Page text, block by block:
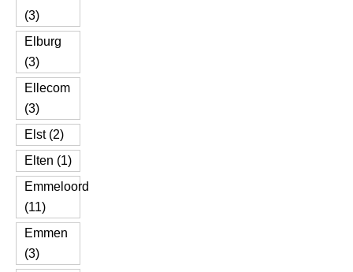
(3)
Elburg
(3)
Ellecom
(3)
Elst (2)
Elten (1)
Emmeloord
(11)
Emmen
(3)